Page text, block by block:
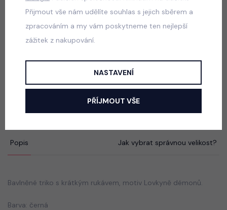
skladem
50 Kč
Six Seven triko černé
skladem
Popis Jak vybrat správnou velikost?
Bavlněné triko s krátkým rukávem, motiv Lovkyně démonů.
Barva: černá
Přijmout vše nám udělíte souhlas s jejich sběrem a
zpracováním a my vám poskytneme ten nejlepší
zážitek z nakupování.
NASTAVENÍ
PŘÍJMOUT VŠE